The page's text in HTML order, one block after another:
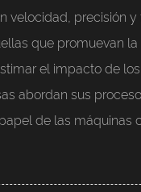
velocidad, precisión
que promuevan
el impacto de
abordan sus
de las máquinas